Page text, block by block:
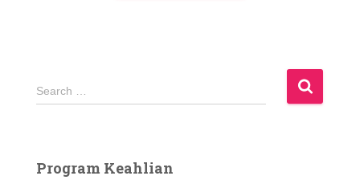
S
e
h
Search …
Program Keahlian